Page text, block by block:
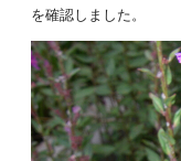
を確認しました。